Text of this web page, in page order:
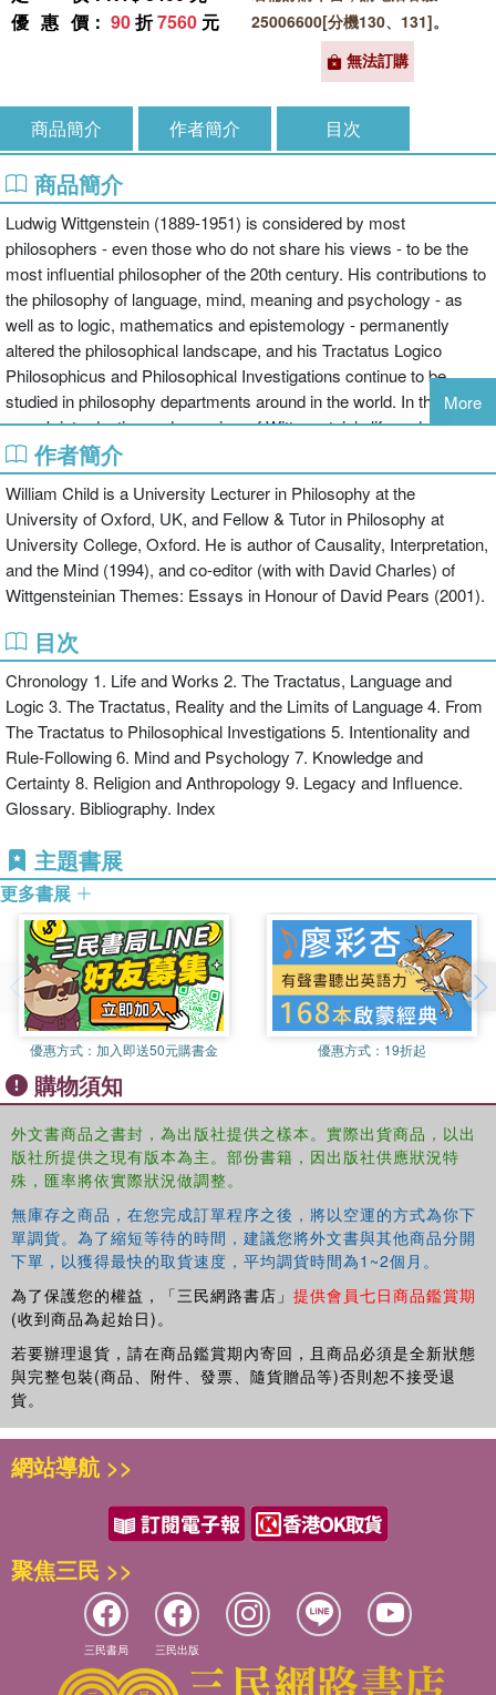
優惠價 ： 90折7560 元
25006600[分機130、131]。
無法訂購
商品簡介 作者簡介 目次
商品簡介
Ludwig Wittgenstein (1889-1951) is considered by most
philosophers - even those who do not share his views - to be the
most influential philosopher of the 20th century. His contributions to
the philosophy of language, mind, meaning and psychology - as
well as to logic, mathematics and epistemology - permanently
altered the philosophical landscape, and his Tractatus Logico
Philosophicus and Philosophical Investigations continue to be
studied in philosophy departments around in the world. In this
superb introduction and overview of Wittgenstein’s life and work,
William Child discusses:
Wittgenstein’s early work, Tractatus Logico-Philosophicus,
including his account of language and thought
Wittgenstein’s subsequent rejection of some of the central
doctrines of the Tractatus
Wittgenstein’s later philosophy
intentionality and rule-following
philosophy of mind and psychology in Philosophical Investigations
knowledge and certainty, and Wittgenstein’s final work
philosophy of religion
the legacy and influence of Wittgenstein’s ideas in philosophy, and
beyond.
Including a chronology, glossary, and helpful conclusions to each
chapter, Wittgenstein is essential reading for anyone coming to
Wittgenstein's philosophy for the first time.
More
作者簡介
William Child is a University Lecturer in Philosophy at the
University of Oxford, UK, and Fellow & Tutor in Philosophy at
University College, Oxford. He is author of Causality, Interpretation,
and the Mind (1994), and co-editor (with with David Charles) of
Wittgensteinian Themes: Essays in Honour of David Pears (2001).
目次
Chronology 1. Life and Works 2. The Tractatus, Language and
Logic 3. The Tractatus, Reality and the Limits of Language 4. From
The Tractatus to Philosophical Investigations 5. Intentionality and
Rule-Following 6. Mind and Psychology 7. Knowledge and
Certainty 8. Religion and Anthropology 9. Legacy and Influence.
Glossary. Bibliography. Index
主題書展
更多書展
優惠方式： 加入即送50元購書金 優惠方式： 19折起
購物須知
外文書商品之書封，為出版社提供之樣本。實際出貨商品，以出
版社所提供之現有版本為主。部份書籍，因出版社供應狀況特
殊，匯率將依實際狀況做調整。
無庫存之商品，在您完成訂單程序之後，將以空運的方式為你下
單調貨。為了縮短等待的時間，建議您將外文書與其他商品分開
下單，以獲得最快的取貨速度，平均調貨時間為1~2個月。
為了保護您的權益，「三民網路書店」 提供會員七日商品鑑賞期
(收到商品為起始日)。
若要辦理退貨，請在商品鑑賞期內寄回，且商品必須是全新狀態
與完整包裝(商品、附件、發票、隨貨贈品等)否則恕不接受退
貨。
網站導航 >>
聚焦三民 >>
三民書局 三民出版